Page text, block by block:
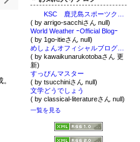
( by arrigo-sacchiさん null)
World Weather ｰOfficial Blogｰ
( by 1go-itieさん null)
( by kawaikunarukotobaさん 更
新)
すっぴんマスター
( by tsucchiniさん null)
文学どうでしょう
( by classical-literatureさん null)
一覧を見る